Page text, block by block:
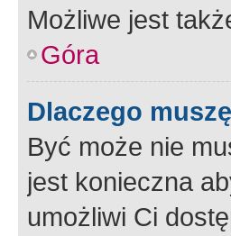
Możliwe jest
Góra
Dlaczego
Być może nie
jest konieczna
umożliwi Ci